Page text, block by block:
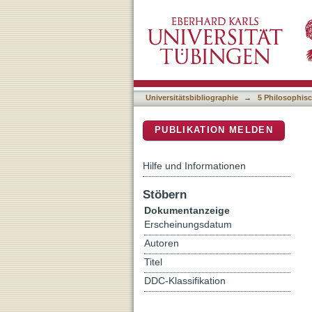
Universitätsbibliographie → 5
PUBLIKATION MELDEN
Hilfe und Informationen
Stöbern
Dokumentanzeige
Erscheinungsdatum
Autoren
Titel
DDC-Klassifikation